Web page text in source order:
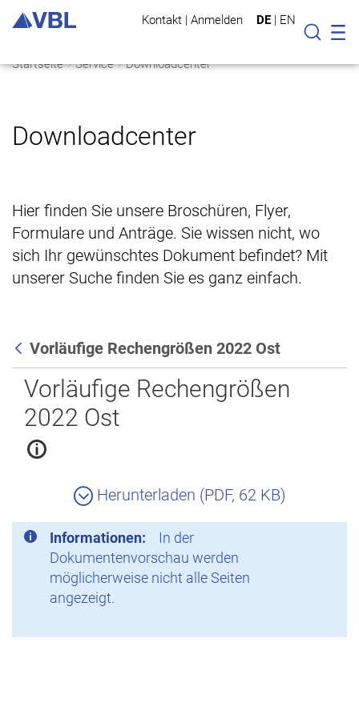
Kontakt | Anmelden DE | EN
Suche
Startseite Service Downloadcenter
Downloadcenter
Hier finden Sie unsere Broschüren, Flyer,
Formulare und Anträge. Sie wissen nicht, wo
sich Ihr gewünschtes Dokument befindet? Mit
unserer Suche finden Sie es ganz einfach.
Zurück
Vorläufige Rechengrößen 2022 Ost
Vorläufige Rechengrößen
2022 Ost
Herunterladen (PDF, 62 KB)
Informationen:
In der
Dokumentenvorschau werden
möglicherweise nicht alle Seiten
angezeigt.